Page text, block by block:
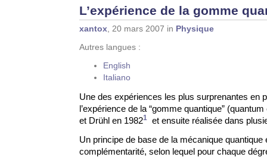
L’expérience de la gomme
xantox, 20 mars 2007 in Physique
Autres langues :
English
Italiano
Une des expériences les plus surprenantes en
l’expérience de la “gomme quantique”
et Drühl en 19821
et ensuite réalisée dans
Un principe de base de la mécanique quantique
complémentarité, selon lequel pour chaque